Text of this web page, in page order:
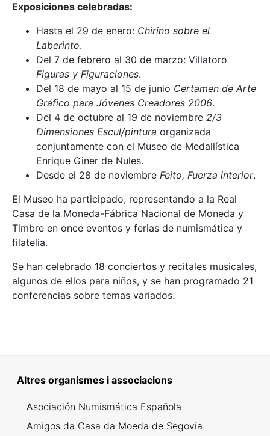
Exposiciones celebradas:
Hasta el 29 de enero: Chirino sobre el
Laberinto.
Del 7 de febrero al 30 de marzo: Villatoro
Figuras y Figuraciones.
Del 18 de mayo al 15 de junio Certamen de Arte
Gráfico para Jóvenes Creadores 2006.
Del 4 de octubre al 19 de noviembre 2/3
Dimensiones Escul/pintura organizada
conjuntamente con el Museo de Medallística
Enrique Giner de Nules.
Desde el 28 de noviembre Feito, Fuerza interior.
El Museo ha participado, representando a la Real
Casa de la Moneda-Fábrica Nacional de Moneda y
Timbre en once eventos y ferias de numismática y
filatelia.
Se han celebrado 18 conciertos y recitales musicales,
algunos de ellos para niños, y se han programado 21
conferencias sobre temas variados.
Altres organismes i associacions
Asociación Numismática Española
Amigos da Casa da Moeda de Segovia.